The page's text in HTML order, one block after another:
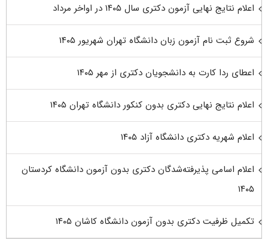
اعلام نتایج نهایی آزمون دکتری سال ۱۴۰۵ در اواخر مرداد
شروع ثبت نام آزمون زبان دانشگاه تهران شهریور ۱۴۰۵
اعطای ردا کارت به دانشجویان دکتری از مهر ۱۴۰۵
اعلام نتایج نهایی دکتری بدون کنکور دانشگاه تهران ۱۴۰۵
اعلام شهریه دکتری دانشگاه آزاد ۱۴۰۵
اعلام اسامی پذیرفته‌شدگان دکتری بدون آزمون دانشگاه کردستان
۱۴۰۵
تکمیل ظرفیت دکتری بدون آزمون دانشگاه کاشان ۱۴۰۵